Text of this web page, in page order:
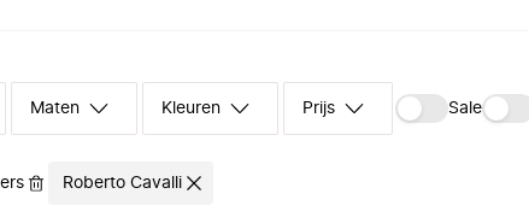
Maten Kleuren Prijs Sale
Roberto Cavalli